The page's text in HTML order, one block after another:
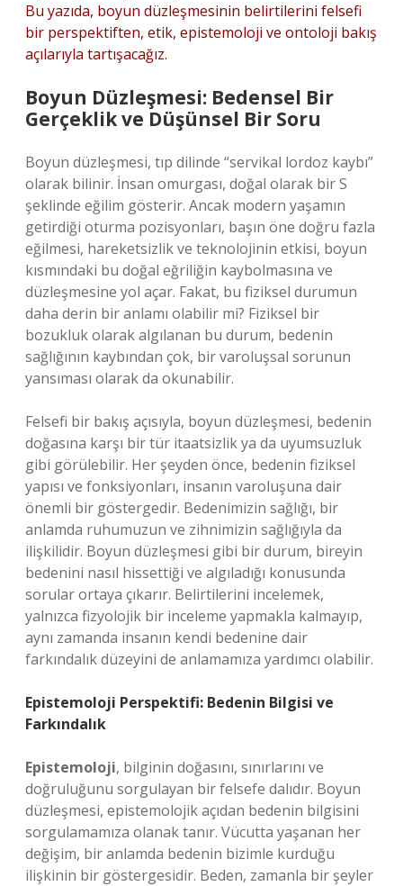
Bu yazıda, boyun düzleşmesinin belirtilerini felsefi
bir perspektiften, etik, epistemoloji ve ontoloji bakış
açılarıyla tartışacağız.
Boyun Düzleşmesi: Bedensel Bir
Gerçeklik ve Düşünsel Bir Soru
Boyun düzleşmesi, tıp dilinde “servikal lordoz kaybı”
olarak bilinir. İnsan omurgası, doğal olarak bir S
şeklinde eğilim gösterir. Ancak modern yaşamın
getirdiği oturma pozisyonları, başın öne doğru fazla
eğilmesi, hareketsizlik ve teknolojinin etkisi, boyun
kısmındaki bu doğal eğriliğin kaybolmasına ve
düzleşmesine yol açar. Fakat, bu fiziksel durumun
daha derin bir anlamı olabilir mi? Fiziksel bir
bozukluk olarak algılanan bu durum, bedenin
sağlığının kaybından çok, bir varoluşsal sorunun
yansıması olarak da okunabilir.
Felsefi bir bakış açısıyla, boyun düzleşmesi, bedenin
doğasına karşı bir tür itaatsizlik ya da uyumsuzluk
gibi görülebilir. Her şeyden önce, bedenin fiziksel
yapısı ve fonksiyonları, insanın varoluşuna dair
önemli bir göstergedir. Bedenimizin sağlığı, bir
anlamda ruhumuzun ve zihnimizin sağlığıyla da
ilişkilidir. Boyun düzleşmesi gibi bir durum, bireyin
bedenini nasıl hissettiği ve algıladığı konusunda
sorular ortaya çıkarır. Belirtilerini incelemek,
yalnızca fizyolojik bir inceleme yapmakla kalmayıp,
aynı zamanda insanın kendi bedenine dair
farkındalık düzeyini de anlamamıza yardımcı olabilir.
Epistemoloji Perspektifi: Bedenin Bilgisi ve
Farkındalık
Epistemoloji, bilginin doğasını, sınırlarını ve
doğruluğunu sorgulayan bir felsefe dalıdır. Boyun
düzleşmesi, epistemolojik açıdan bedenin bilgisini
sorgulamamıza olanak tanır. Vücutta yaşanan her
değişim, bir anlamda bedenin bizimle kurduğu
ilişkinin bir göstergesidir. Beden, zamanla bir şeyler